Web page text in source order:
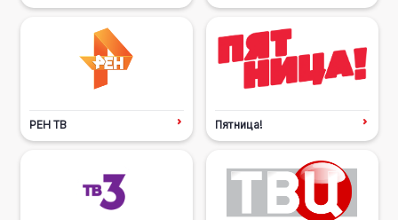
РЕН ТВ Пятница!